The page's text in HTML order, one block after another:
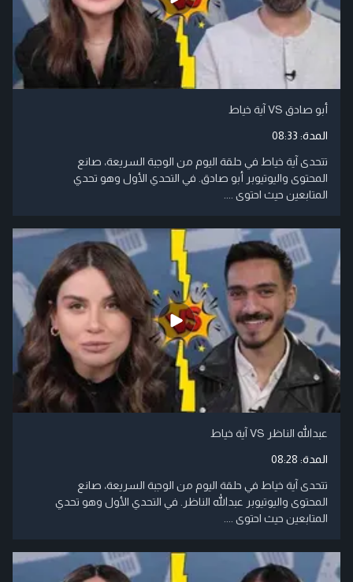
أبو صادق VS آية خياط
المدة: 08:33
تتحدى آية خياط في حلقة اليوم من الوجبة السريعة، صانع
المحتوى واليوتيوبر أبو صادق. في التحدي الأول وهو تحدي
المتابعين حيث احتوى ....
عبدالله الناظر VS آية خياط
المدة: 08:28
تتحدى آية خياط في حلقة اليوم من الوجبة السريعة، صانع
المحتوى واليوتيوبر عبدالله الناظر. في التحدي الأول وهو تحدي
المتابعين حيث احتوى ....